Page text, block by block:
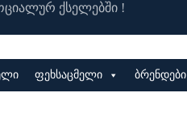
ქსელებში !
ფეხსაცმელი ბრენდები